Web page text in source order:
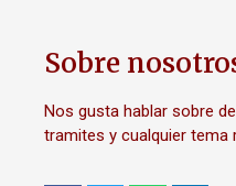
Sobre
Nos gusta hablar sobre
tramites y cualquier tema